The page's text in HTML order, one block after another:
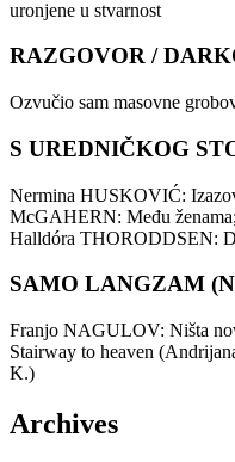
uronjene u stvarnost
RAZGOVOR /
Ozvučio sam masovne
S UREDNIČKOG
Nermina HUSKOVIĆ:
McGAHERN: Među
Halldóra THORODDSEN:
SAMO LANGZAM
Franjo NAGULOV: Ništa
Stairway to heaven
K.)
Archives